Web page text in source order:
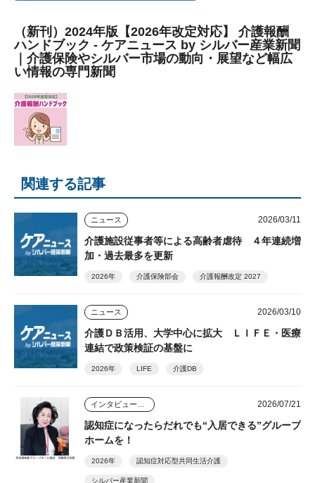
（新刊）2024年版【2026年改定対応】 介護報酬
ハンドブック - ケアニュース by シルバー産業新聞
｜介護保険やシルバー市場の動向・展望など幅広
い情報の専門新聞
関連する記事
ニュース 2026/03/11
介護施設従事者等による高齢者虐待 ４年連続増
加・過去最多を更新
2026年 介護保険部会 介護報酬改定 2027
ニュース 2026/03/10
介護ＤＢ活用、大学中心に拡大 ＬＩＦＥ・医療
連結で政策検証の基盤に
2026年 LIFE 介護DB
2026/07/21
認知症になったらだれでも“入居できる”グループ
ホームを！
2026年 認知症対応型共同生活介護
シルバー産業新聞